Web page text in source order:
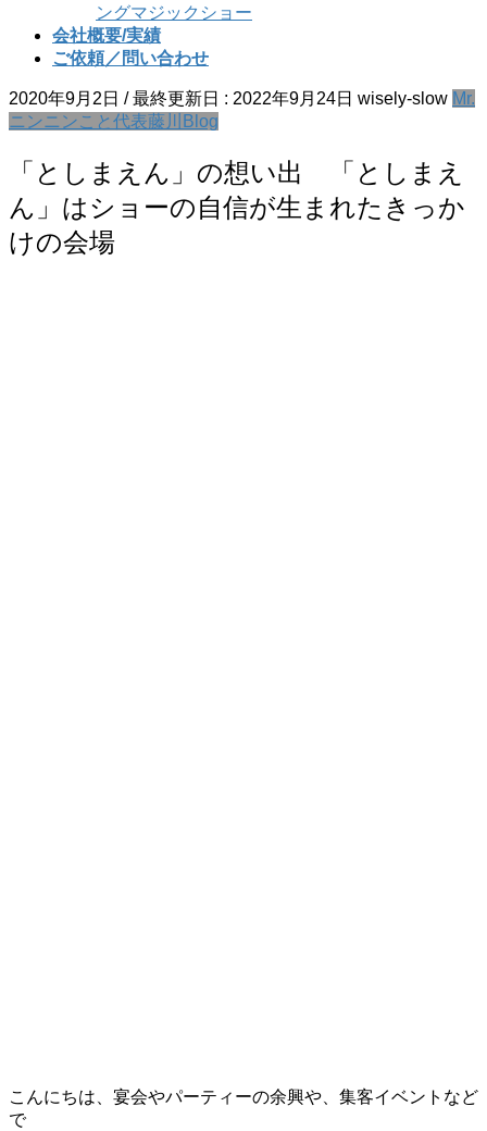
ングマジックショー
会社概要/実績
ご依頼／問い合わせ
2020年9月2日 / 最終更新日 : 2022年9月24日 wisely-slow Mr.
ニンニンこと代表藤川Blog
「としまえん」の想い出 「としまえ
ん」はショーの自信が生まれたきっか
けの会場
こんにちは、宴会やパーティーの余興や、集客イベントなど
で